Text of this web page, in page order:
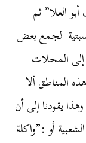
العلا” ثم
لجمع بعض
المحلات
المناطق ألا
يقودنا إلى أن
أو :”واكلة